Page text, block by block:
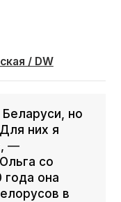
/ DW
но
них я
,—
со
года она
в